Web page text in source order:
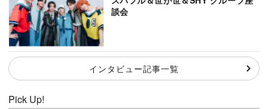
談会
インタビュー記事一覧
Pick Up!